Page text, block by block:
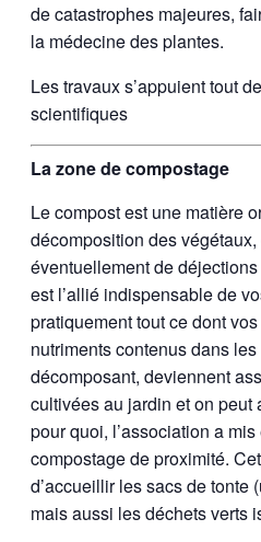
de catastrophes majeures,
la médecine des plantes.
Les travaux s’appuient tout
scientifiques
La zone de compostage
Le compost est une matière
décomposition des
éventuellement de
est l’allié indispensable de
pratiquement tout ce dont
nutriments contenus dans
décomposant, deviennent
cultivées au jardin et on peut
pour quoi, l’association a
compostage de proximité.
d’accueillir les sacs de tonte
mais aussi les déchets verts